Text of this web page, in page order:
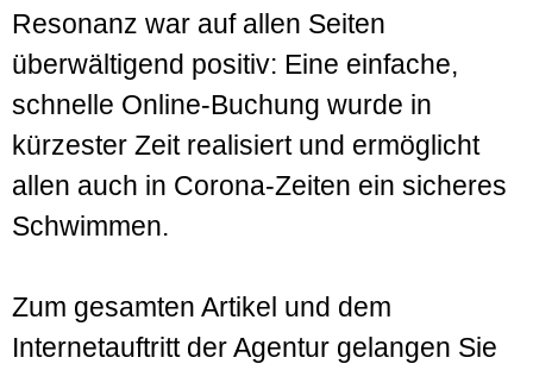
Resonanz war auf allen Seiten
überwältigend positiv: Eine einfache,
schnelle Online-Buchung wurde in
kürzester Zeit realisiert und ermöglicht
allen auch in Corona-Zeiten ein sicheres
Schwimmen.
Zum gesamten Artikel und dem
Internetauftritt der Agentur gelangen Sie